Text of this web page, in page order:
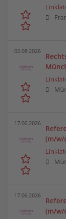
02.08.2026
17.06.2026
(m/w/
17.06.2026
(m/